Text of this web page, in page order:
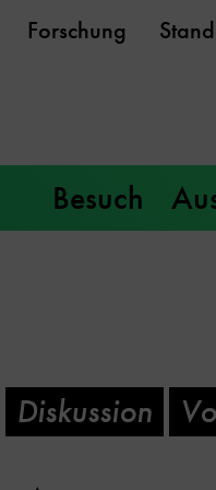
Forschung
Besuch
Diskussion